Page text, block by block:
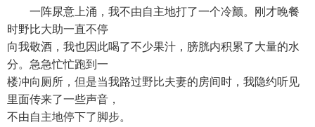
一阵尿意上涌，我不由自主地打了一个冷颤。刚才晚餐
时野比大助一直不停
向我敬酒，我也因此喝了不少果汁，膀胱内积累了大量的水
分。急急忙忙跑到一
楼冲向厕所，但是当我路过野比夫妻的房间时，我隐约听见
里面传来了一些声音，
不由自主地停下了脚步。